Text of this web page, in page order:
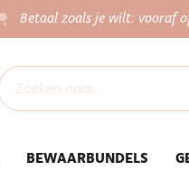
Betaal zoals je wilt: vooraf
BEWAARBUNDELS